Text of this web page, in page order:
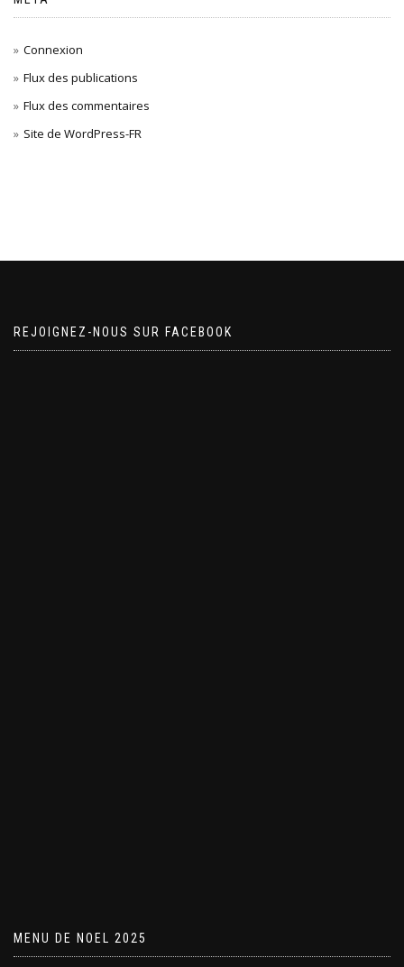
Connexion
Flux des publications
Flux des commentaires
Site de WordPress-FR
REJOIGNEZ-NOUS SUR FACEBOOK
MENU DE NOEL 2025